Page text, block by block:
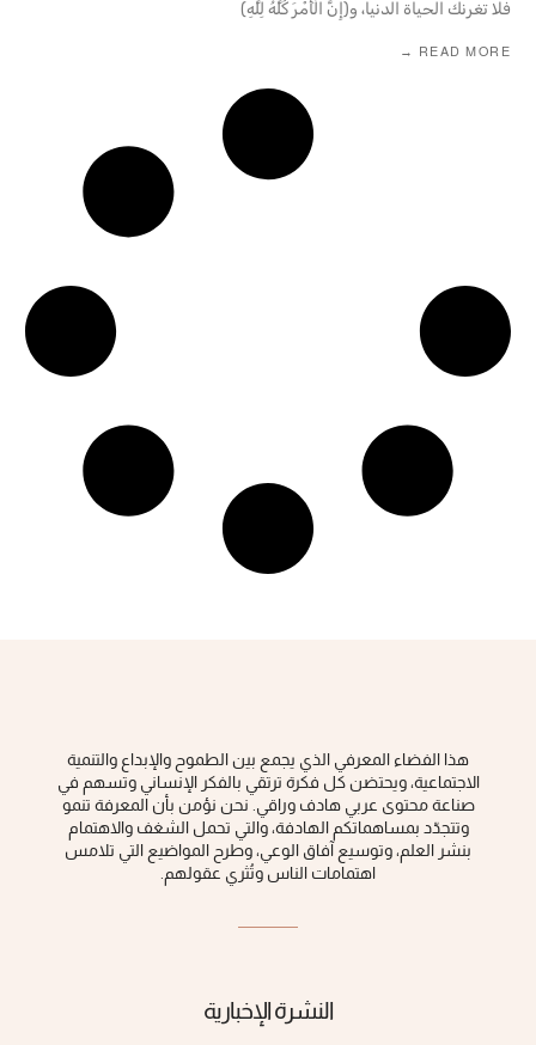
فلا تغرنك الحياة الدنيا، و﴿إِنَّ الْأَمْرَ كُلَّهُ لِلَّهِ﴾
READ MORE →
هذا الفضاء المعرفي الذي يجمع بين الطموح والإبداع والتنمية
الاجتماعية، ويحتضن كل فكرة ‏ترتقي بالفكر الإنساني وتسهم في
صناعة محتوى عربي هادف وراقي‎.‎ نحن نؤمن بأن المعرفة تنمو
وتتجدّد بمساهماتكم الهادفة، والتي تحمل الشغف والاهتمام
بنشر العلم، وتوسيع آفاق الوعي، ‏وطرح المواضيع التي تلامس
اهتمامات الناس وتُثري عقولهم‎.‎
النشرة الإخبارية